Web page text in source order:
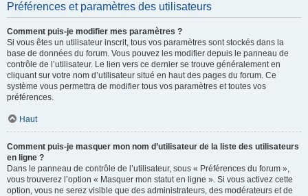
Préférences et paramètres des utilisateurs
Comment puis-je modifier mes paramètres ?
Si vous êtes un utilisateur inscrit, tous vos paramètres sont stockés dans la
base de données du forum. Vous pouvez les modifier depuis le panneau de
contrôle de l’utilisateur. Le lien vers ce dernier se trouve généralement en
cliquant sur votre nom d’utilisateur situé en haut des pages du forum. Ce
système vous permettra de modifier tous vos paramètres et toutes vos
préférences.
Haut
Comment puis-je masquer mon nom d’utilisateur de la liste des utilisateurs
en ligne ?
Dans le panneau de contrôle de l’utilisateur, sous « Préférences du forum »,
vous trouverez l’option « Masquer mon statut en ligne ». Si vous activez cette
option, vous ne serez visible que des administrateurs, des modérateurs et de